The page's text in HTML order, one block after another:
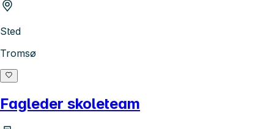
Sted
Tromsø
Fagleder skoleteam